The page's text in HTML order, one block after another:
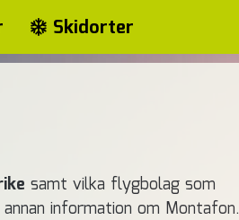
Skidorter
samt vilka flygbolag som
information om Montafon.